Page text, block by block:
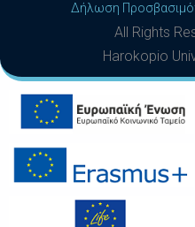
Δήλωση
All Rights
Harokopio